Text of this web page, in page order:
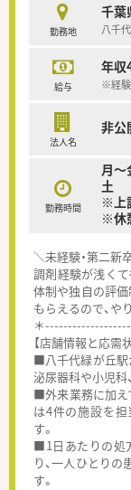
勤務地
千葉
八千
給与
年収
※経験
法人名
非公
勤務時間
月～
土
※上
※休
＼未経験・第二新
調剤経験が浅く
体制や独自の評
もらえるので、や
＊
【店舗情報と応需
■八千代緑が丘駅
泌尿器科や小児科
■外来業務に加え
は4件の施設を
す。
■1日あたりの処
り、一人ひとり
す。